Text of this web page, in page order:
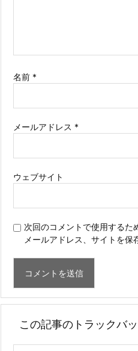
名前 *
メールアドレス *
ウェブサイト
次回のコメントで使用するた
メールアドレス、サイトを保
この記事のトラックバ